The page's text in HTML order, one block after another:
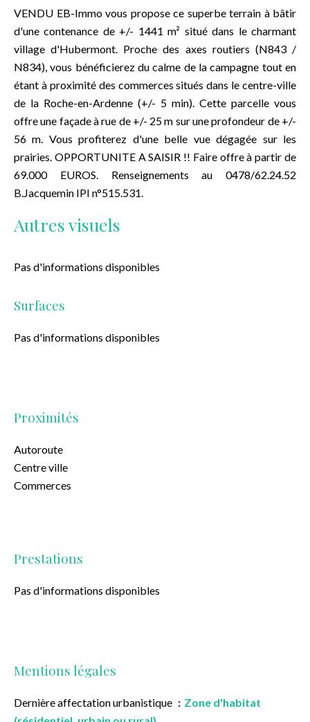
VENDU EB-Immo vous propose ce superbe terrain à bâtir
d'une contenance de +/- 1441 m² situé dans le charmant
village d'Hubermont. Proche des axes routiers (N843 /
N834), vous bénéficierez du calme de la campagne tout en
étant à proximité des commerces situés dans le centre-ville
de la Roche-en-Ardenne (+/- 5 min). Cette parcelle vous
offre une façade à rue de +/- 25 m sur une profondeur de +/-
56 m. Vous profiterez d'une belle vue dégagée sur les
prairies. OPPORTUNITE A SAISIR !! Faire offre à partir de
69.000 EUROS. Renseignements au 0478/62.24.52
B.Jacquemin IPI n°515.531.
Autres visuels
Pas d'informations disponibles
Surfaces
Pas d'informations disponibles
Proximités
Autoroute
Centre ville
Commerces
Prestations
Pas d'informations disponibles
Mentions légales
Dernière affectation urbanistique
Zone d'habitat